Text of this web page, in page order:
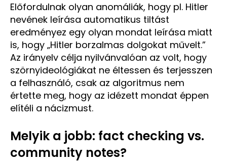
Előfordulnak olyan anomáliák, hogy pl. Hitler
nevének leírása automatikus tiltást
eredményez egy olyan mondat leírása miatt
is, hogy „Hitler borzalmas dolgokat művelt.”
Az irányelv célja nyilvánvalóan az volt, hogy
szörnyideológiákat ne éltessen és terjesszen
a felhasználó, csak az algoritmus nem
értette meg, hogy az idézett mondat éppen
elítéli a nácizmust.
Melyik a jobb: fact checking vs.
community notes?